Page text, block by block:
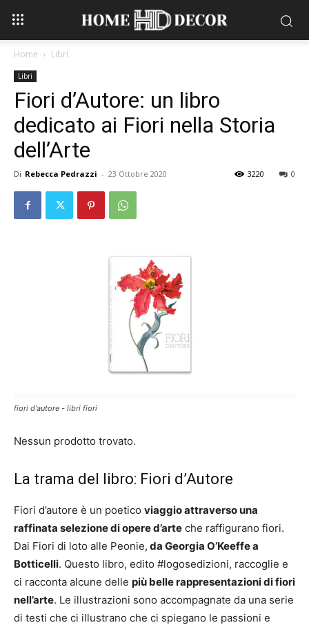
Home Libri
Libri
Fiori d’Autore: un libro
dedicato ai Fiori nella Storia
dell’Arte
Di Rebecca Pedrazzi - 23 Ottobre 2020 0
3220
fiori d'autore - libri fiori
Nessun prodotto trovato.
La trama del libro: Fiori d’Autore
Fiori d’autore è un poetico viaggio attraverso una
raffinata selezione di opere d’arte che raffigurano fiori.
Dai Fiori di loto alle Peonie, da Georgia O’Keeffe a
Botticelli. Questo libro, edito #logosedizioni, raccoglie e
ci racconta alcune delle più belle rappresentazioni di fiori
nell’arte. Le illustrazioni sono accompagnate da una serie
di testi che ci illustrano che ci spiegano le passioni e